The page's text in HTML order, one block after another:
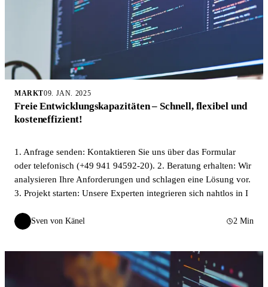
MARKT09. JAN. 2025
Freie Entwicklungskapazitäten – Schnell, flexibel und
kosteneffizient!
1. Anfrage senden: Kontaktieren Sie uns über das Formular
oder telefonisch (+49 941 94592-20). 2. Beratung erhalten: Wir
analysieren Ihre Anforderungen und schlagen eine Lösung vor.
3. Projekt starten: Unsere Experten integrieren sich nahtlos in I
Sven von Känel 2 Min